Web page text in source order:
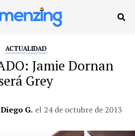
ACTUALIDAD
Jamie Dornan
Grey
Diego G. el 24 de octubre de 2013